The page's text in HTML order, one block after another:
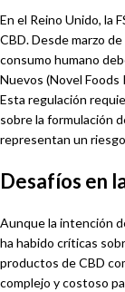
En el Reino Unido, la
CBD. Desde marzo
consumo humano
Nuevos (Novel Foods
Esta regulación
sobre la formulación
representan un
Desafíos en
Aunque la intención
ha habido críticas
productos de CBD
complejo y costoso